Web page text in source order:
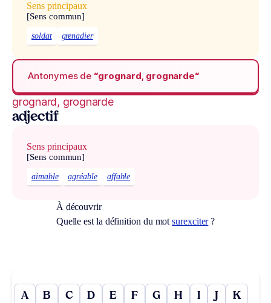
Sens principaux
[Sens commun]
soldat grenadier
Antonymes de “grognard, grognarde“
grognard, grognarde
adjectif
Sens principaux
[Sens commun]
aimable agréable affable
À découvrir
Quelle est la définition du motsurexciter?
A B C D E F G H I J K